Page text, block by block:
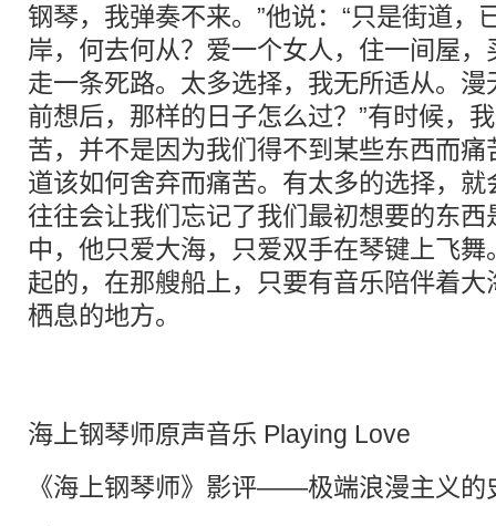
钢琴，我弹奏不来。”他说：“只是街道，
岸，何去何从？爱一个女人，住一间屋
走一条死路。太多选择，我无所适从。
前想后，那样的日子怎么过？”有时候，
苦，并不是因为我们得不到某些东西而
道该如何舍弃而痛苦。有太多的选择，
往往会让我们忘记了我们最初想要的东
中，他只爱大海，只爱双手在琴键上飞
起的，在那艘船上，只要有音乐陪伴着
栖息的地方。
海上钢琴师原声音乐 Playing Love
《海上钢琴师》影评——极端浪漫主义的